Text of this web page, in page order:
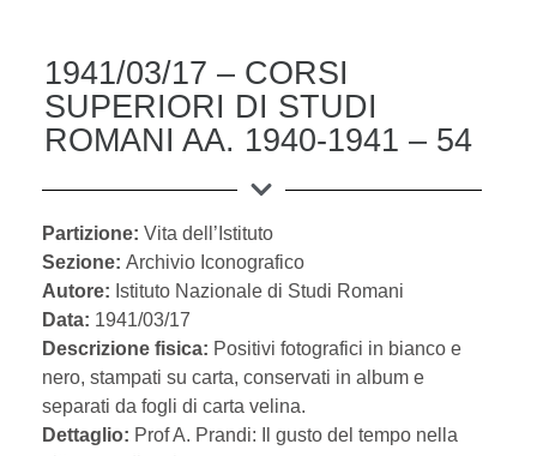
1941/03/17 – CORSI
SUPERIORI DI STUDI
ROMANI AA. 1940-1941 – 54
Partizione: Vita dell’Istituto
Sezione: Archivio Iconografico
Autore: Istituto Nazionale di Studi Romani
Data: 1941/03/17
Descrizione fisica: Positivi fotografici in bianco e
nero, stampati su carta, conservati in album e
separati da fogli di carta velina.
Dettaglio: Prof A. Prandi: Il gusto del tempo nella